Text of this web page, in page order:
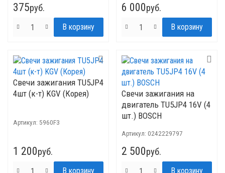
375руб. 6 000руб.
Свечи зажигания TU5JP4
4шт (к-т) KGV (Корея)
Артикул: 5960F3
1 200руб.
Свечи зажигания на
двигатель TU5JP4 16V (4
шт.) BOSCH
Артикул: 0242229797
2 500руб.